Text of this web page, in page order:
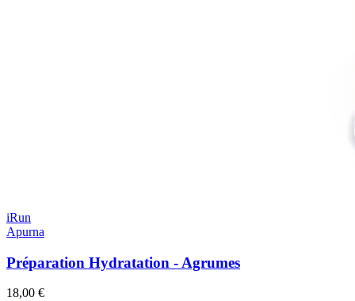
iRun
Apurna
Préparation Hydratation - Agrumes
18,00 €